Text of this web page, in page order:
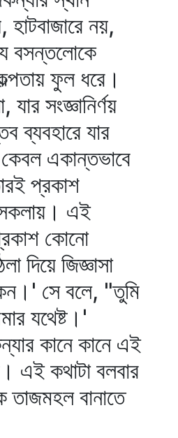
হাটবাজারে নয়,
বসন্তলোকে
ফুল ধরে।
যার সংজ্ঞানির্ণয়
ব্যবহারে যার
একান্তভাবে
প্রকাশ
এই
কোনো
দিয়ে জিজ্ঞাসা
সে বলে, "তুমি
যথেষ্ট।'
কানে কানে এই
এই কথাটা বলবার
তাজমহল বানাতে